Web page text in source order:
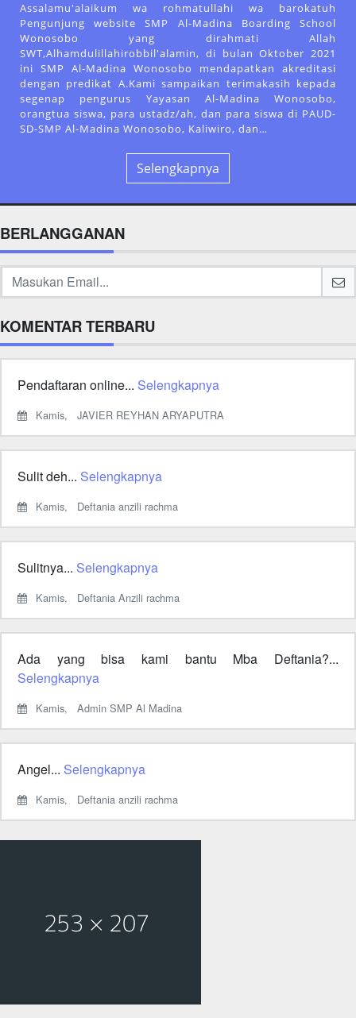
Assalamu'alaikum wa rohmatullahi wa barokatuh
Pengunjung website SMP Al-Madina Boarding School
Wonosobo yang dirahmati Allah
SWT,Alhamdulillahirobbil'alamin, di bulan Oktober 2021
ini SMP Al-Madina Wonosobo mendapatkan akreditasi
dengan predikat A.Kami sampaikan terimakasih kepada
segenap pengurus Yayasan Al-Madina Wonosobo,
orangtua siswa, para ustadz/ah, dan para siswa di PAUD-
SD-SMP Al-Madina Wonosobo, Kaliwiro, dan…
Selengkapnya
BERLANGGANAN
KOMENTAR TERBARU
Pendaftaran online... Selengkapnya
Kamis, JAVIER REYHAN ARYAPUTRA
Sulit deh... Selengkapnya
Kamis, Deftania anzili rachma
Sulitnya... Selengkapnya
Kamis, Deftania Anzili rachma
Ada yang bisa kami bantu Mba Deftania?...
Selengkapnya
Kamis, Admin SMP Al Madina
Angel... Selengkapnya
Kamis, Deftania anzili rachma